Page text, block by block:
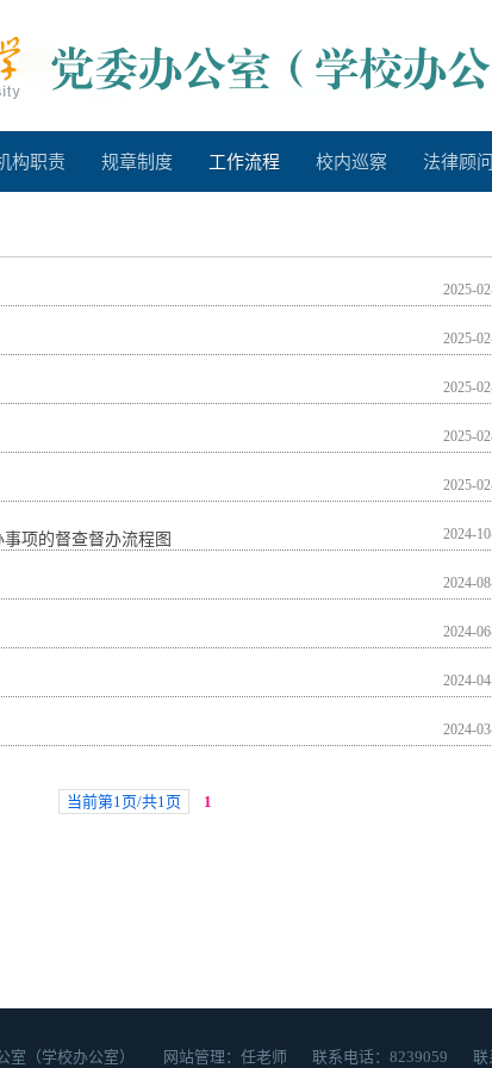
构职责 规章制度 工作流程 校内巡察 法律顾问
2025-
2025-
2025-
2025-
2025-
项的督查督办流程图 2024-
2024-
2024-
2024-
2024-
当前第1页/共1页 1
公室（学校办公室） 网站管理：任老师 联系电话：8239059 联